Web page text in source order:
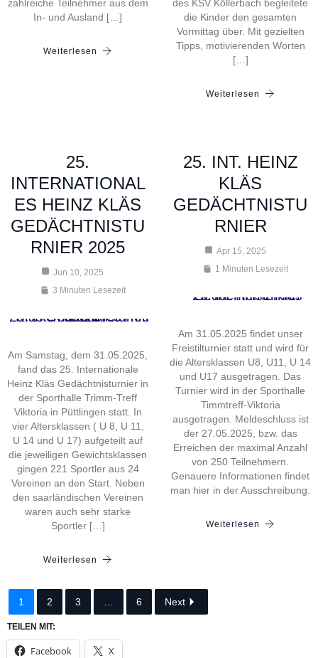
zahlreiche Teilnehmer aus dem
In- und Ausland […]
Weiterlesen
des KSV Köllerbach begleitete
die Kinder den gesamten
Vormittag über. Mit gezielten
Tipps, motivierenden Worten
[…]
Weiterlesen
25.
INTERNATIONAL
ES HEINZ KLÄS
GEDÄCHTNISTU
RNIER 2025
Jun 10, 2025
3 Minuten Lesezeit
Am Samstag, dem 31.05.2025,
fand das 25. Internationale
Heinz Kläs Gedächtnisturnier in
der Sporthalle Trimm-Treff
Viktoria in Püttlingen statt. In
vier Altersklassen ( U 8, U 11,
U 14 und U 17) aufgeteilt auf
die jeweiligen Gewichtsklassen
gingen 221 Sportler aus 24
Vereinen an den Start. Neben
den saarländischen Vereinen
waren auch sehr starke
Sportler […]
Weiterlesen
25. INT. HEINZ
KLÄS
GEDÄCHTNISTU
RNIER
Apr 15, 2025
1 Minuten Lesezeit
Am 31.05.2025 findet unser
Freistilturnier statt und wird für
die Altersklassen U8, U11, U 14
und U17 ausgetragen. Das
Turnier wird in der Sporthalle
Timmtreff-Viktoria
ausgetragen. Meldeschluss ist
der 27.05.2025, bzw. das
Erreichen der maximal Anzahl
von 250 Teilnehmern.
Genauere Informationen findet
man hier in der Ausschreibung.
Weiterlesen
1 2 3 6 Next
TEILEN MIT:
Facebook X